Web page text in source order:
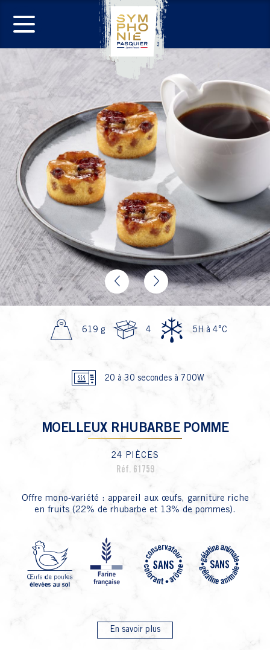
Previous Next
619 g 4 5H à 4°C
20 à 30 secondes à 700W
MOELLEUX RHUBARBE POMME
24 PIÈCES
Réf. 61759
Offre mono-variété : appareil aux œufs, garniture riche
en fruits (22% de rhubarbe et 13% de pommes).
P1P4
En savoir plus